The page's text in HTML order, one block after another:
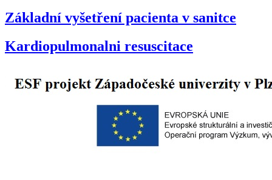
Základní vyšetření pacienta v sanitce
Kardiopulmonalni resuscitace